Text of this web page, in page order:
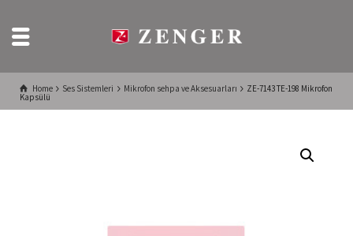
Home Ses Sistemleri Mikrofon sehpa ve Aksesuarları ZE-7143 TE-198 Mikrofon
Kapsülü